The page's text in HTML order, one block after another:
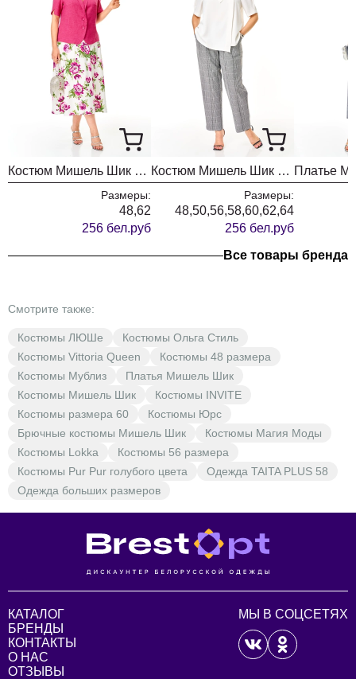
костюмов, которые становятся любимыми.
Костюм Мишель Шик 1459 малина + цветы
Размеры:
48,62
256 бел.руб
Костюм Мишель Шик 1454 белый + гленчек
Размеры:
48,50,56,58,60,62,64
256 бел.руб
Все товары бренда
Смотрите также:
Костюмы ЛЮШе
Костюмы Ольга Стиль
Костюмы Vittoria Queen
Костюмы 48 размера
Костюмы Мублиз
Платья Мишель Шик
Костюмы Мишель Шик
Костюмы INVITE
Костюмы размера 60
Костюмы Юрс
Брючные костюмы Мишель Шик
Костюмы Магия Моды
Костюмы Lokka
Костюмы 56 размера
Костюмы Pur Pur голубого цвета
Одежда TAITA PLUS 58
Одежда больших размеров
КАТАЛОГ
БРЕНДЫ
КОНТАКТЫ
О НАС
ОТЗЫВЫ
МЫ В СОЦСЕТЯХ